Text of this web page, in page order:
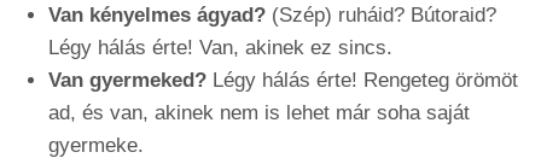
Van kényelmes ágyad? (Szép) ruháid? Bútoraid?
Légy hálás érte! Van, akinek ez sincs.
Van gyermeked? Légy hálás érte! Rengeteg örömöt
ad, és van, akinek nem is lehet már soha saját
gyermeke.